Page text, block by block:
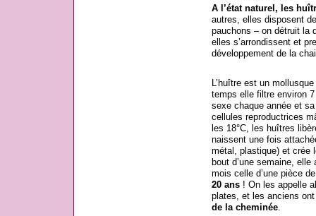
A l’état naturel, les
autres, elles disposent
pauchons – on détruit la
elles s’arrondissent et
développement de la
L’huître est un
temps elle filtre environ
sexe chaque année et
cellules reproductrices
les 18°C, les huîtres
naissent une fois
métal, plastique) et crée
bout d’une semaine, elle
mois celle d’une pièce
20 ans! On les appelle
plates, et les anciens
de la cheminée.